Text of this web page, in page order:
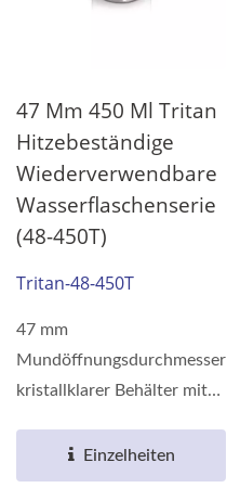
47 Mm 450 Ml Tritan
Hitzebeständige
Wiederverwendbare
Wasserflaschenserie
(48-450T)
Tritan-48-450T
47 mm
Mundöffnungsdurchmesser
kristallklarer Behälter mit
umweltfreundlichem...
Einzelheiten